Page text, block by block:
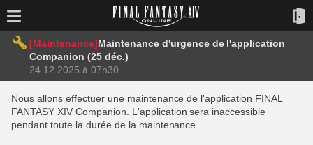
[Maintenance]Maintenance d'urgence de l'application
Companion (25 déc.)
24.12.2025 à 07h30
Nous allons effectuer une maintenance de l'application FINAL
FANTASY XIV Companion. L'application sera inaccessible
pendant toute la durée de la maintenance.